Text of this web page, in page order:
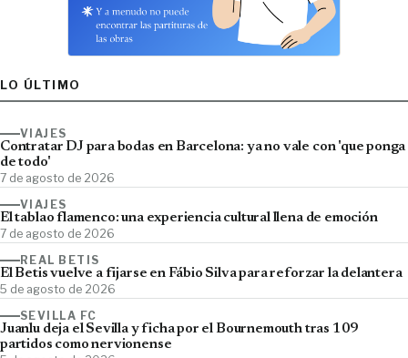
LO ÚLTIMO
VIAJES
Contratar DJ para bodas en Barcelona: ya no vale con 'que ponga
de todo'
7 de agosto de 2026
VIAJES
El tablao flamenco: una experiencia cultural llena de emoción
7 de agosto de 2026
REAL BETIS
El Betis vuelve a fijarse en Fábio Silva para reforzar la delantera
5 de agosto de 2026
SEVILLA FC
Juanlu deja el Sevilla y ficha por el Bournemouth tras 109
partidos como nervionense